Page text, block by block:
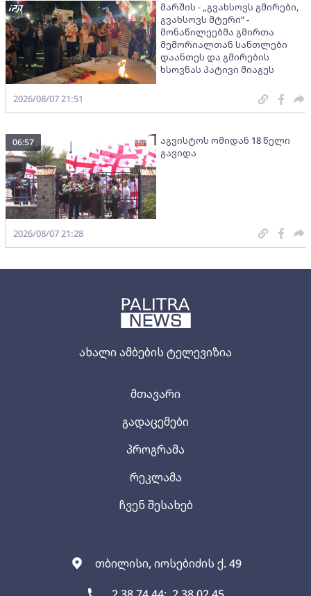
ახალი ამბების ტელევიზია
თბილისი, იოსებიძის ქ. 49
მთავარი
გადაცემები
პროგრამა
რეკლამა
ჩვენ შესახებ
მარშის - „გვახსოვს გმირები,
გვახსოვს მტერი” -
მონაწილეებმა გმირთა
მემორიალთან სანთლები
დაანთეს და გმირების
ხსოვნას პატივი მიაგეს
2026/08/07 21:51
აგვისტოს ომიდან 18 წელი
გავიდა
06:57
2026/08/07 21:28